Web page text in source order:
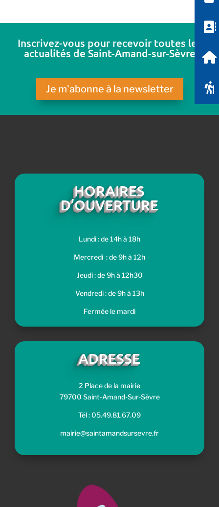
Inscrivez-vous pour recevoir toutes les
actualités de Saint-Amand-sur-Sèvre
Je m'abonne à la newsletter
HORAIRES
D’OUVERTURE
Lundi : de 14h à 18h
Mercredi : de 9h à 12h
Jeudi : de 9h à 12h30
Vendredi : de 9h à 13h
Fermée le mardi
ADRESSE
2 Place de la mairie
79700 Saint-Amand-Sur-Sèvre
Tél : 05.49.81.67.09
mairie@saintamandsursevre.fr